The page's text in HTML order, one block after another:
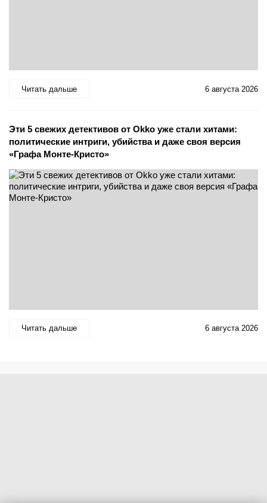
Читать дальше 6 августа 2026
Эти 5 свежих детективов от Okko уже стали хитами:
политические интриги, убийства и даже своя версия
«Графа Монте-Кристо»
Читать дальше 6 августа 2026